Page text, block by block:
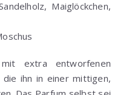
Maiglöckchen,
extra entworfenen
die ihn in einer mittigen,